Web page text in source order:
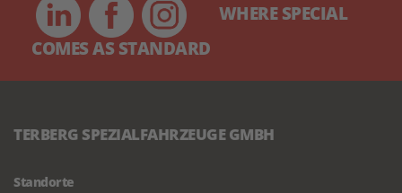
WHERE SPECIAL
COMES AS STANDARD
TERBERG SPEZIALFAHRZEUGE GMBH
Standorte